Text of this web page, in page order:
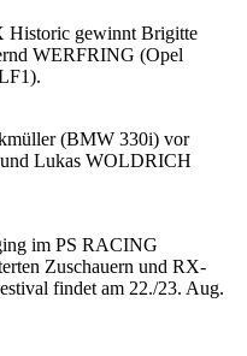
Historic gewinnt Brigitte
WERFRING (Opel
(BMW 330i) vor
Lukas WOLDRICH
im PS RACING
Zuschauern und RX-
findet am 22./23. Aug.